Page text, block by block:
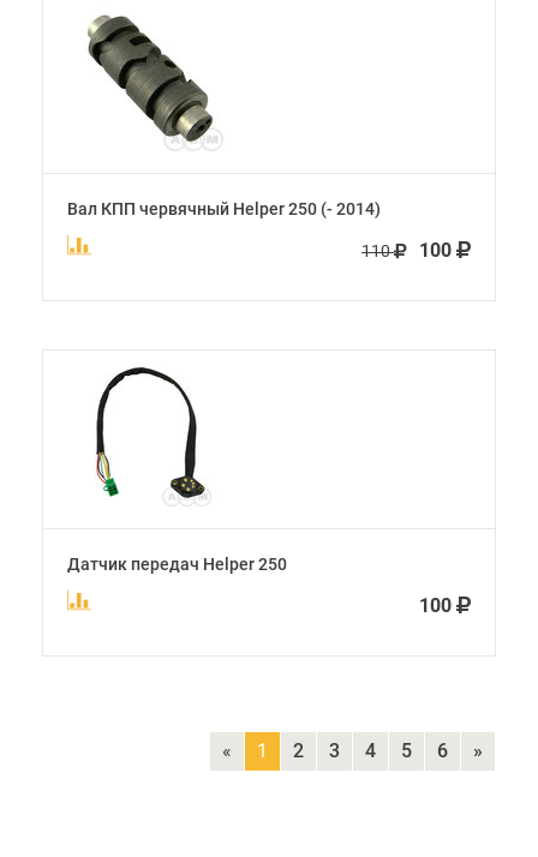
Вал КПП червячный Helper 250 (- 2014)
110 100
Датчик передач Helper 250
100
« 1 2 3 4 5 6 »